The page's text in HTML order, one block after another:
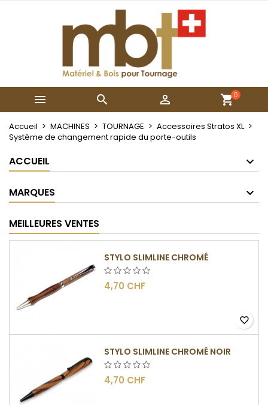
   0
Accueil MACHINES TOURNAGE
Accessoires Stratos XL
Système de changement rapide du porte-outils
ACCUEIL
MARQUES
MEILLEURES VENTES
STYLO SLIMLINE CHROMÉ
4,70 CHF
favorite_border
STYLO SLIMLINE CHROMÉ NOIR
4,70 CHF
Mes listes
Créer une nouvelle liste
Créer une liste d'envies
Connexion
Vous devez être connecté pour ajouter des produits
à votre liste d'envies.
Annuler Connexion